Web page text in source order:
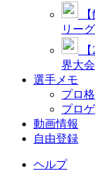
リーグ
界大会
選手メモ
プロ
プロ
動画情報
自由登録
ヘルプ